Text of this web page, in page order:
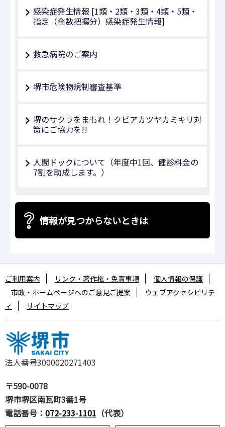
感染症発生情報 [1類・2類・3類・4類・5類・
指定（全数把握分）感染症発生情報]
救急病院のご案内
堺市危険物規制審査基準
堺のサクラをまもれ！クビアカツヤカミキリ対
策にご協力を!!
人間ドックについて（年度中1回、健診料金の
7割を助成します。）
情報が見つからないときは
法人番号3000020271403
〒590-0078
堺市堺区南瓦町3番1号
電話番号： 072-233-1101 （代表）
ご利用案内 リンク・著作権・免責事項
個人情報の保護
市政・ホームページへのご意見ご提案
ウェブアクセシビリテ
ィ
サイトマップ